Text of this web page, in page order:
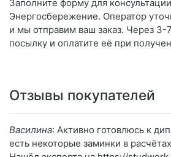
Заполните форму для
Энергосбережение. Оператор
и мы отправим ваш заказ. Через 3-
посылку и оплатите её при
Отзывы покупателей
Василина: Активно готовлюсь к
есть некоторые заминки в